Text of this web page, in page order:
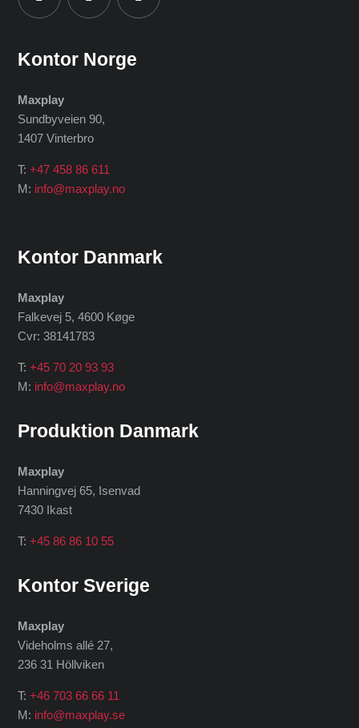
Kontor Norge
Maxplay
Sundbyveien 90,
1407 Vinterbro
T:+47 458 86 611
M: info@maxplay.no
Kontor Danmark
Maxplay
Falkevej 5, 4600 Køge
Cvr: 38141783
T:+45 70 20 93 93
M: info@maxplay.no
Produktion Danmark
Maxplay
Hanningvej 65, Isenvad
7430 Ikast
T:+45 86 86 10 55
Kontor Sverige
Maxplay
Videholms allé 27,
236 31 Höllviken
T:+46 703 66 66 11
M: info@maxplay.se